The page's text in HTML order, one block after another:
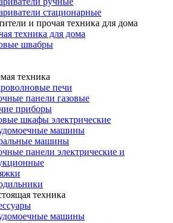
стационарные
и прочая техника для дома
техника для дома
швабры
техника
печи
панели газовые
приборы
шкафы электрические
машины
машины
панели электрические и
техника
машины